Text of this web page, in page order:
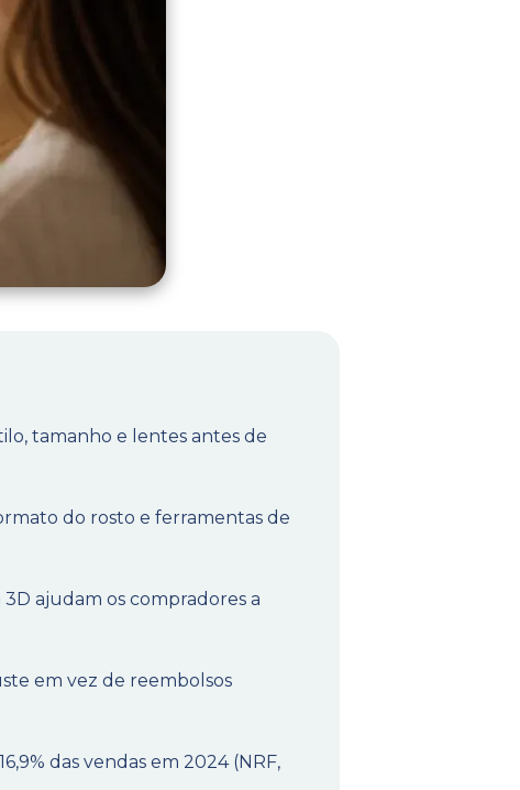
tamanho e lentes antes de
do rosto e ferramentas de
ajudam os compradores a
em vez de reembolsos
das vendas em 2024 (NRF,